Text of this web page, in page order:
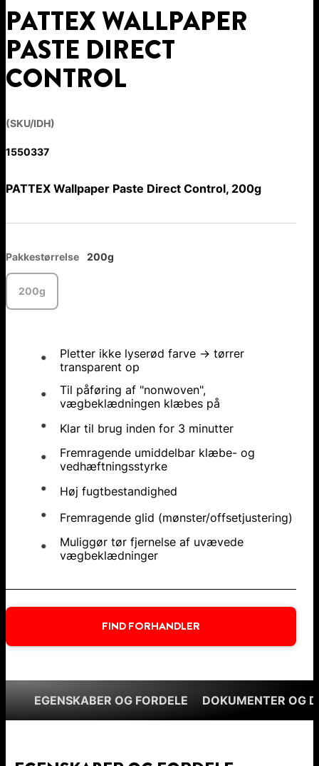
PATTEX WALLPAPER
PASTE DIRECT
CONTROL
(SKU/IDH)
1550337
PATTEX Wallpaper Paste Direct Control, 200g
Pakkestørrelse 200g
200g
Pletter ikke lyserød farve → tørrer
transparent op
Til påføring af "nonwoven",
vægbeklædningen klæbes på
Klar til brug inden for 3 minutter
Fremragende umiddelbar klæbe- og
vedhæftningsstyrke
Høj fugtbestandighed
Fremragende glid (mønster/offsetjustering)
Muliggør tør fjernelse af uvævede
vægbeklædninger
FIND FORHANDLER
EGENSKABER OG FORDELE DOKUMENTER OG